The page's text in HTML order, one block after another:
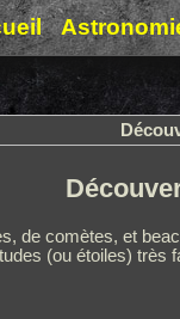
de comètes, et
(ou étoiles) très